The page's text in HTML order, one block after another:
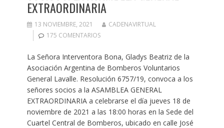
EXTRAORDINARIA
13 NOVIEMBRE, 2021
CADENAVIRTUAL
175 COMENTARIOS
La Señora Interventora Bona, Gladys Beatriz de la
Asociación Argentina de Bomberos Voluntarios
General Lavalle. Resolución 6757/19, convoca a los
señores socios a la ASAMBLEA GENERAL
EXTRAORDINARIA a celebrarse el día jueves 18 de
noviembre de 2021 a las 18:00 horas en la Sede del
Cuartel Central de Bomberos, ubicado en calle José